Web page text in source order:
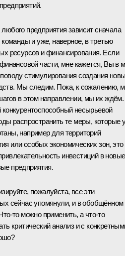
предприятия зависит сначала
команды и уже, наверное, в третью
ресурсов и финансирования. Если
финансовой части, мне кажется, Вы в
стимулирования создания
Мы следим. Пока, к сожалению,
в этом направлении, мы их ждём.
несырьевой
распространить те меры, которые
например для территорий
или особых экономических зон, это
инвестиций в новые
предприятия.
пожалуйста, все эти
сейчас упомянули, и в обобщённом
можно применить, а что‑то
критический анализ и с